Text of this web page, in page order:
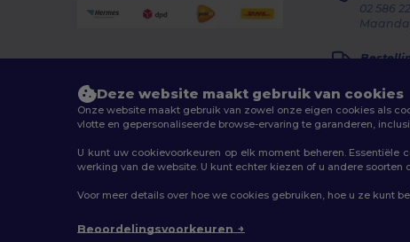
02 586
2026. Alle rechten voorbehouden
Deze website maakt gebruik van cookies
Onze website maakt gebruik van zowel onze eigen cookies als
vlotte en gepersonaliseerde browse-ervaring te garanderen,
U kunt uw cookievoorkeuren op elk moment beheren.
werking van de website. U kunt echter kiezen of u andere
Voor meer details over hoe we cookies gebruiken, hoe u ze kunt
Beoordelingsvoorkeuren